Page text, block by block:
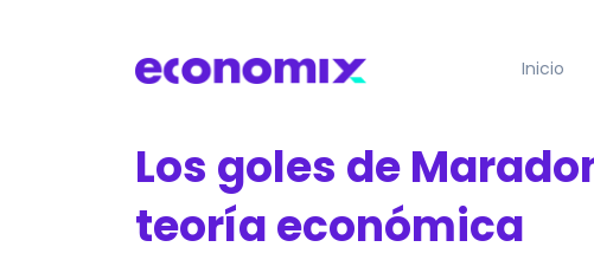
Inicio
Los goles de
teoría económica